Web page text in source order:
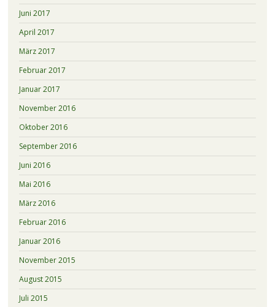
Juni 2017
April 2017
März 2017
Februar 2017
Januar 2017
November 2016
Oktober 2016
September 2016
Juni 2016
Mai 2016
März 2016
Februar 2016
Januar 2016
November 2015
August 2015
Juli 2015